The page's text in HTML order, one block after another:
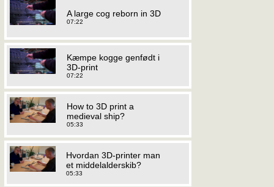
A large cog reborn in 3D
07:22
Kæmpe kogge genfødt i
3D-print
07:22
How to 3D print a
medieval ship?
05:33
Hvordan 3D-printer man
et middelalderskib?
05:33